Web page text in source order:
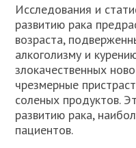
Исследования и
развитию рака
возраста,
алкоголизму и
злокачественных
чрезмерные
соленых продуктов.
развитию рака,
пациентов.